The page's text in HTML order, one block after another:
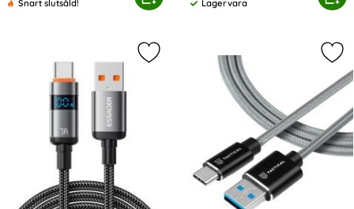
Snart slutsåld!
Tillgänglighet:
Lagervara
Markera eSSAGER 2 m 100W 7A